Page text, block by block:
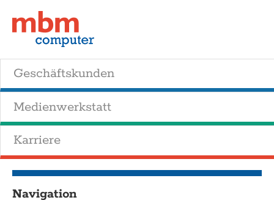
Geschäftskunden
Medienwerkstatt
Karriere
Navigation